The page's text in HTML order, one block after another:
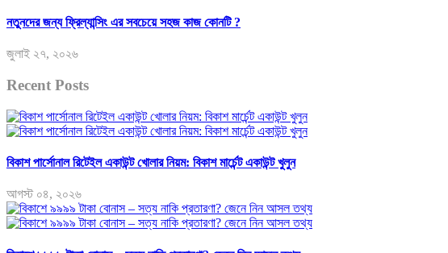
নতুনদের জন্য ফ্রিল্যান্সিং এর সবচেয়ে সহজ কাজ কোনটি ?
জুলাই ২৭, ২০২৬
Recent Posts
বিকাশ পার্সোনাল রিটেইল একাউন্ট খোলার নিয়ম: বিকাশ মার্চেন্ট একাউন্ট খুলুন
আগস্ট ০৪, ২০২৬